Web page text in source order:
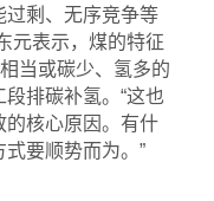
过剩、无序竞争等
元表示，煤的特征
当或碳少、氢多的
排碳补氢。“这也
的核心原因。有什
要顺势而为。”